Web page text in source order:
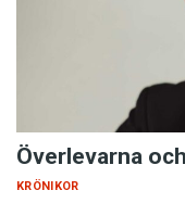
Överlevarna
KRÖNIKOR